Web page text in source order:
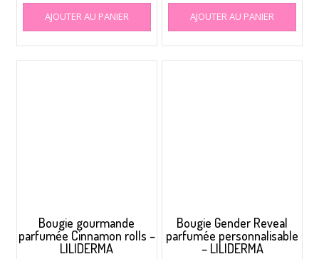
AJOUTER AU PANIER AJOUTER AU PANIER
Bougie gourmande
parfumée Cinnamon rolls –
LILIDERMA
Bougie Gender Reveal
parfumée personnalisable
– LILIDERMA